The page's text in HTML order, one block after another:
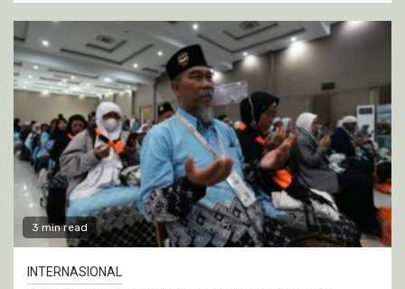
3 min read
INTERNASIONAL